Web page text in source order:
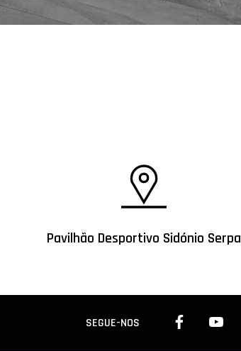
Pavilhão Desportivo Sidónio Serpa
SEGUE-NOS